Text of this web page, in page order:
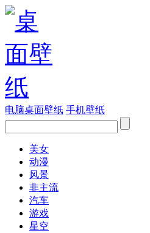
电脑桌面壁纸 手机壁纸
美女
动漫
风景
非主流
汽车
游戏
星空